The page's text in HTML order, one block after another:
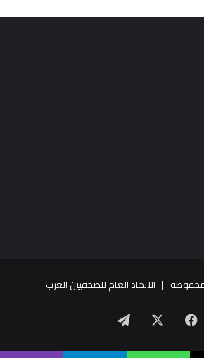
محفوظة | الاتحاد العام للصحفيين العرب
فيسبوك تيلقرام